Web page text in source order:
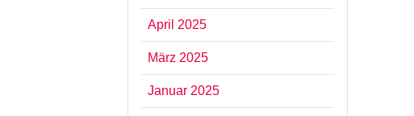
April 2025
März 2025
Januar 2025